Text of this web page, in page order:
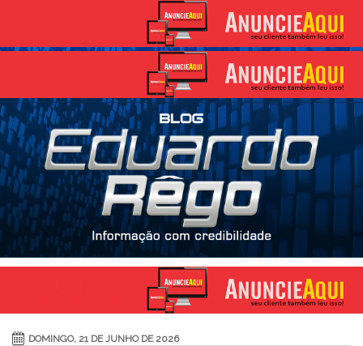
DOMINGO, 21 DE JUNHO DE 2026